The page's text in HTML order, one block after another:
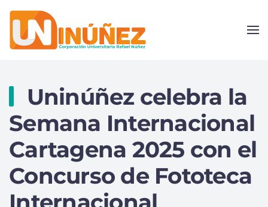
Skip to main content
Uninúñez celebra la
Semana Internacional
Cartagena 2025 con el
Concurso de Fototeca